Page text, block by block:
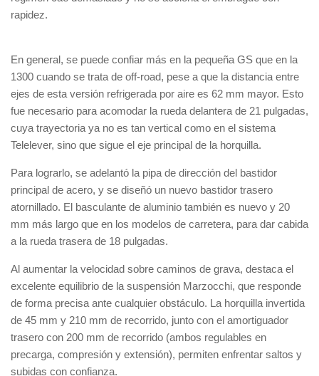
rapidez.
En general, se puede confiar más en la pequeña GS que en la
1300 cuando se trata de off-road, pese a que la distancia entre
ejes de esta versión refrigerada por aire es 62 mm mayor. Esto
fue necesario para acomodar la rueda delantera de 21 pulgadas,
cuya trayectoria ya no es tan vertical como en el sistema
Telelever, sino que sigue el eje principal de la horquilla.
Para lograrlo, se adelantó la pipa de dirección del bastidor
principal de acero, y se diseñó un nuevo bastidor trasero
atornillado. El basculante de aluminio también es nuevo y 20
mm más largo que en los modelos de carretera, para dar cabida
a la rueda trasera de 18 pulgadas.
Al aumentar la velocidad sobre caminos de grava, destaca el
excelente equilibrio de la suspensión Marzocchi, que responde
de forma precisa ante cualquier obstáculo. La horquilla invertida
de 45 mm y 210 mm de recorrido, junto con el amortiguador
trasero con 200 mm de recorrido (ambos regulables en
precarga, compresión y extensión), permiten enfrentar saltos y
subidas con confianza.